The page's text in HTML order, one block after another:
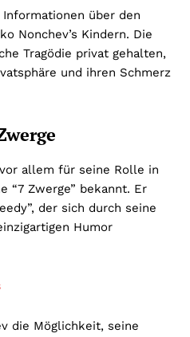
über den
Nonchev’s Kindern. Die
Tragödie privat gehalten,
und ihren Schmerz
allem für seine Rolle in
“7 Zwerge” bekannt. Er
der sich durch seine
Humor
die Möglichkeit, seine